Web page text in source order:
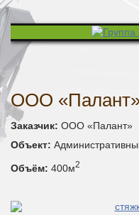
ООО
Заказчик: ООО «Палант»
Объект:
Объём: 400м2